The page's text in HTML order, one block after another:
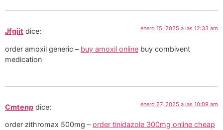
Jfgiit dice: enero 15, 2025 a las 12:33 am
order amoxil generic – buy amoxil online buy combivent
medication
Cmtenp dice: enero 27, 2025 a las 10:09 am
order zithromax 500mg –order tinidazole 300mg online cheap